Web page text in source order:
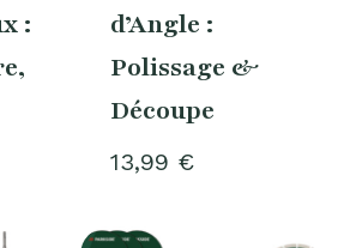
:
d’Angle :
Polissage &
Découpe
13,99 €